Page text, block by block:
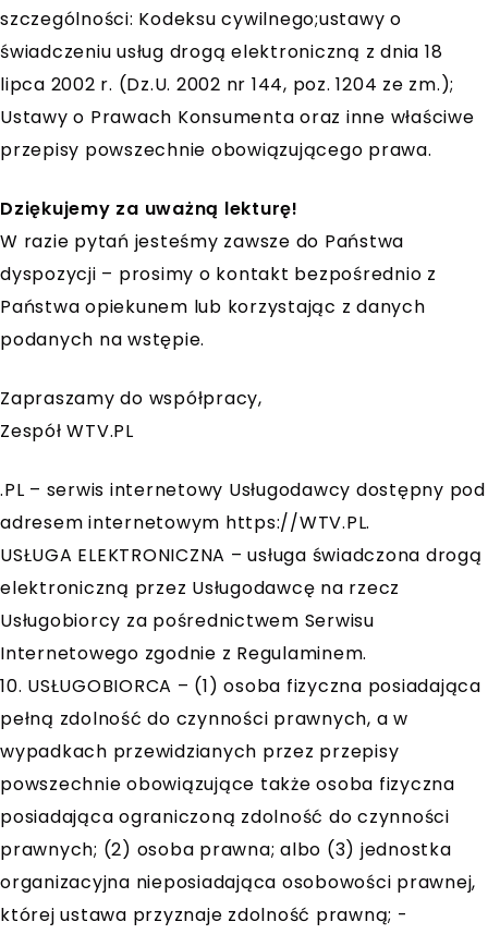
szczególności: Kodeksu cywilnego;ustawy o
świadczeniu usług drogą elektroniczną z dnia 18
lipca 2002 r. (Dz.U. 2002 nr 144, poz. 1204 ze zm.);
Ustawy o Prawach Konsumenta oraz inne właściwe
przepisy powszechnie obowiązującego prawa.
Dziękujemy za uważną lekturę!
W razie pytań jesteśmy zawsze do Państwa
dyspozycji – prosimy o kontakt bezpośrednio z
Państwa opiekunem lub korzystając z danych
podanych na wstępie.
Zapraszamy do współpracy,
Zespół WTV.PL
.PL – serwis internetowy Usługodawcy dostępny pod
adresem internetowym https://WTV.PL.
USŁUGA ELEKTRONICZNA – usługa świadczona drogą
elektroniczną przez Usługodawcę na rzecz
Usługobiorcy za pośrednictwem Serwisu
Internetowego zgodnie z Regulaminem.
10. USŁUGOBIORCA – (1) osoba fizyczna posiadająca
pełną zdolność do czynności prawnych, a w
wypadkach przewidzianych przez przepisy
powszechnie obowiązujące także osoba fizyczna
posiadająca ograniczoną zdolność do czynności
prawnych; (2) osoba prawna; albo (3) jednostka
organizacyjna nieposiadająca osobowości prawnej,
której ustawa przyznaje zdolność prawną; -